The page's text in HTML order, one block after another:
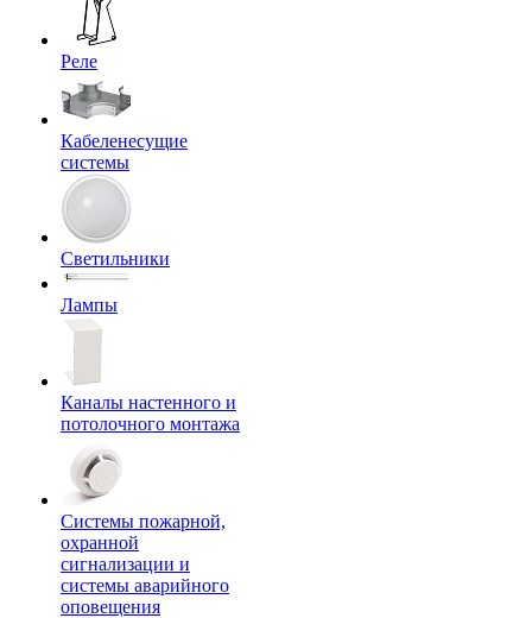
Реле
Кабеленесущие
системы
Светильники
Лампы
Каналы настенного и
потолочного монтажа
Системы пожарной,
охранной
сигнализации и
системы аварийного
оповещения